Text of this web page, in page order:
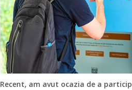
Recent, am avut ocazia de a